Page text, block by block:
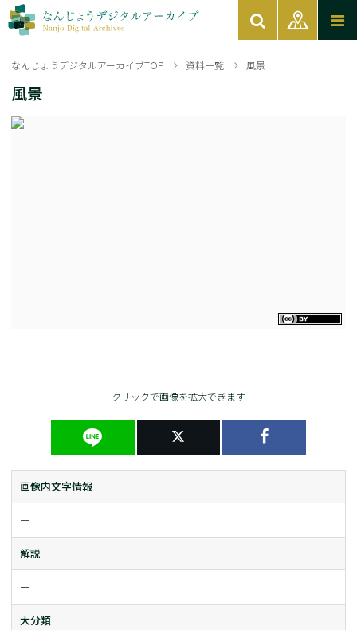
なんじょうデジタルアーカイブTOP 資料一覧 風景
風景
クリックで画像を拡大できます
画像内文字情報
ー
解説
ー
大分類